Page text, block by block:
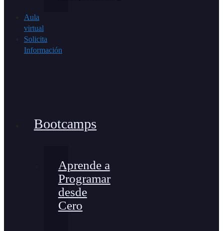
Aula
virtual
Solicita
Información
Bootcamps
Aprende a
Programar
desde
Cero